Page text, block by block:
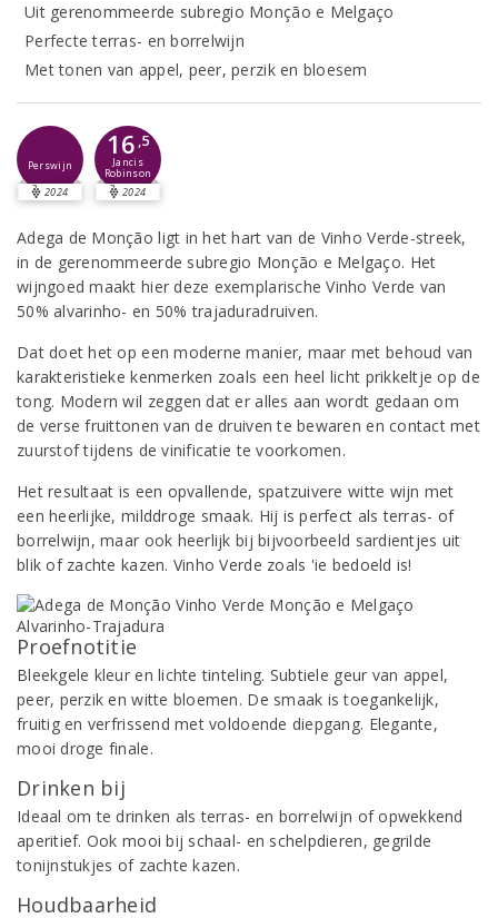
Uit gerenommeerde subregio Monção e Melgaço
Perfecte terras- en borrelwijn
Met tonen van appel, peer, perzik en bloesem
Perswijn
2024
16 ,5
Jancis
Robinson
2024
Adega de Monção ligt in het hart van de Vinho Verde-streek,
in de gerenommeerde subregio Monção e Melgaço. Het
wijngoed maakt hier deze exemplarische Vinho Verde van
50% alvarinho- en 50% trajaduradruiven.
Dat doet het op een moderne manier, maar met behoud van
karakteristieke kenmerken zoals een heel licht prikkeltje op de
tong. Modern wil zeggen dat er alles aan wordt gedaan om
de verse fruittonen van de druiven te bewaren en contact met
zuurstof tijdens de vinificatie te voorkomen.
Het resultaat is een opvallende, spatzuivere witte wijn met
een heerlijke, milddroge smaak. Hij is perfect als terras- of
borrelwijn, maar ook heerlijk bij bijvoorbeeld sardientjes uit
blik of zachte kazen. Vinho Verde zoals 'ie bedoeld is!
Proefnotitie
Bleekgele kleur en lichte tinteling. Subtiele geur van appel,
peer, perzik en witte bloemen. De smaak is toegankelijk,
fruitig en verfrissend met voldoende diepgang. Elegante,
mooi droge finale.
Drinken bij
Ideaal om te drinken als terras- en borrelwijn of opwekkend
aperitief. Ook mooi bij schaal- en schelpdieren, gegrilde
tonijnstukjes of zachte kazen.
Houdbaarheid